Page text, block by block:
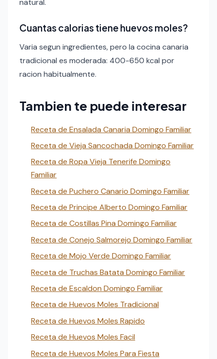
Cuantas calorias tiene huevos moles?
Varia segun ingredientes, pero la cocina canaria
tradicional es moderada: 400-650 kcal por
racion habitualmente.
Tambien te puede interesar
Receta de Ensalada Canaria Domingo Familiar
Receta de Vieja Sancochada Domingo Familiar
Receta de Ropa Vieja Tenerife Domingo
Familiar
Receta de Puchero Canario Domingo Familiar
Receta de Principe Alberto Domingo Familiar
Receta de Costillas Pina Domingo Familiar
Receta de Conejo Salmorejo Domingo Familiar
Receta de Mojo Verde Domingo Familiar
Receta de Truchas Batata Domingo Familiar
Receta de Escaldon Domingo Familiar
Receta de Huevos Moles Tradicional
Receta de Huevos Moles Rapido
Receta de Huevos Moles Facil
Receta de Huevos Moles Para Fiesta